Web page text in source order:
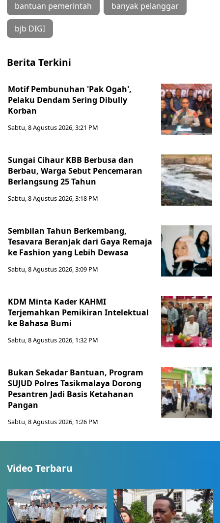
bantuan pemerintah banyak pelanggar
bjb DIGI
Berita Terkini
Motif Pembunuhan 'Pak Ogah',
Pelaku Dendam Sering Dibully
Korban
Sabtu, 8 Agustus 2026, 3:21 PM
Sungai Cihaur KBB Berbusa dan
Berbau, Warga Sebut Pencemaran
Berlangsung 25 Tahun
Sabtu, 8 Agustus 2026, 3:18 PM
Sembilan Tahun Berkembang,
Tesavara Beranjak dari Gaya Remaja
ke Fashion yang Lebih Dewasa
Sabtu, 8 Agustus 2026, 3:09 PM
KDM Minta Kader KAHMI
Terjemahkan Pemikiran Intelektual
ke Bahasa Bumi
Sabtu, 8 Agustus 2026, 1:32 PM
Bukan Sekadar Bantuan, Program
SUJUD Polres Tasikmalaya Dorong
Pesantren Jadi Basis Ketahanan
Pangan
Sabtu, 8 Agustus 2026, 1:26 PM
Video Terbaru